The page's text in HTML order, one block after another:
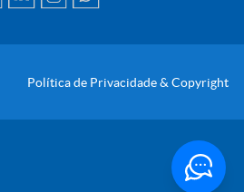
Política de Privacidade & Copyright